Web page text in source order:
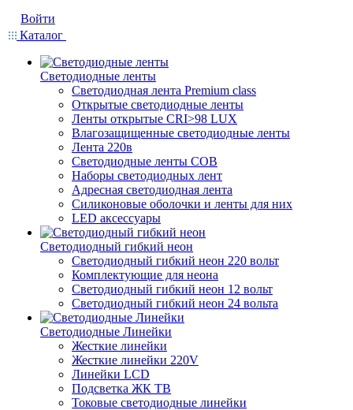
Войти
Каталог
Светодиодные ленты
Светодиодная лента Premium class
Открытые светодиодные ленты
Ленты открытые CRI>98 LUX
Влагозащищенные светодиодные ленты
Лента 220в
Светодиодные ленты COB
Наборы светодиодных лент
Адресная светодиодная лента
Силиконовые оболочки и ленты для них
LED аксессуары
Светодиодный гибкий неон
Светодиодный гибкий неон 220 вольт
Комплектующие для неона
Светодиодный гибкий неон 12 вольт
Светодиодный гибкий неон 24 вольта
Светодиодные Линейки
Жесткие линейки
Жесткие линейки 220V
Линейки LCD
Подсветка ЖК ТВ
Токовые светодиодные линейки